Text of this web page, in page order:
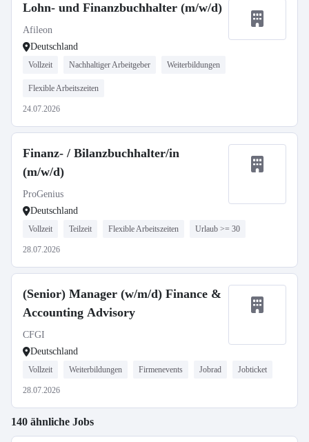
Lohn- und Finanzbuchhalter (m/w/d)
Afileon
Deutschland
Vollzeit Nachhaltiger Arbeitgeber Weiterbildungen
Flexible Arbeitszeiten
24.07.2026
Finanz- / Bilanzbuchhalter/in
(m/w/d)
ProGenius
Deutschland
Vollzeit Teilzeit Flexible Arbeitszeiten Urlaub >= 30
28.07.2026
(Senior) Manager (w/m/d) Finance &
Accounting Advisory
CFGI
Deutschland
Vollzeit Weiterbildungen Firmenevents Jobrad Jobticket
28.07.2026
140 ähnliche Jobs